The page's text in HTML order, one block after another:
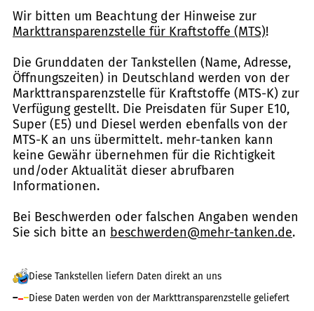
Wir bitten um Beachtung der Hinweise zur
Markttransparenzstelle für Kraftstoffe (MTS)!
Die Grunddaten der Tankstellen (Name, Adresse,
Öffnungszeiten) in Deutschland werden von der
Markttransparenzstelle für Kraftstoffe (MTS-K) zur
Verfügung gestellt. Die Preisdaten für Super E10,
Super (E5) und Diesel werden ebenfalls von der
MTS-K an uns übermittelt. mehr-tanken kann
keine Gewähr übernehmen für die Richtigkeit
und/oder Aktualität dieser abrufbaren
Informationen.
Bei Beschwerden oder falschen Angaben wenden
Sie sich bitte an beschwerden@mehr-tanken.de.
Diese Tankstellen liefern Daten direkt an uns
Diese Daten werden von der Markttransparenzstelle geliefert